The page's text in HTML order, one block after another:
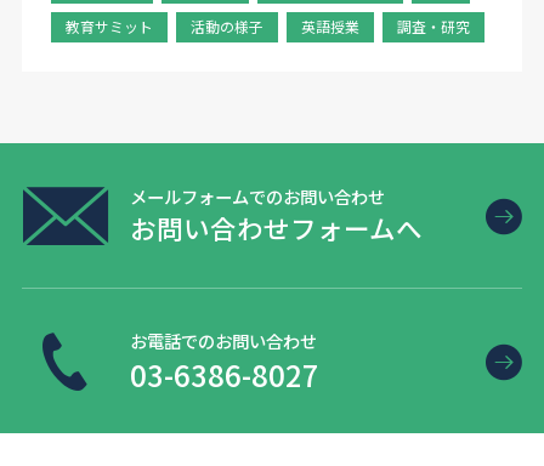
教育サミット
活動の様子 英語授業 調査・研究
メールフォームでのお問い合わせ
お問い合わせフォームへ
お電話でのお問い合わせ
03-6386-8027